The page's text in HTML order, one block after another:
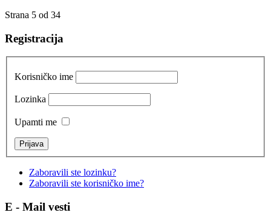
Strana 5 od 34
Registracija
Korisničko ime
Lozinka
Upamti me
Zaboravili ste lozinku?
Zaboravili ste korisničko ime?
E - Mail vesti